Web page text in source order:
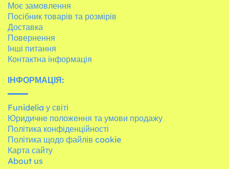
Моє замовлення
Посібник товарів та розмірів
Доставка
Повернення
Інші питання
Контактна інформація
ІНФОРМАЦІЯ:
Funidelia у світі
Юридичне положення та умови продажу
Політика конфіденційності
Політика щодо файлів cookie
Карта сайту
About us